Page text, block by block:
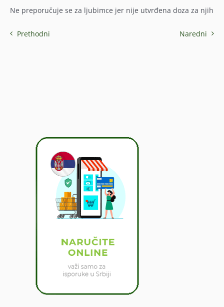
Ne preporučuje se za ljubimce jer nije utvrđena doza za njih
Prethodni Naredni